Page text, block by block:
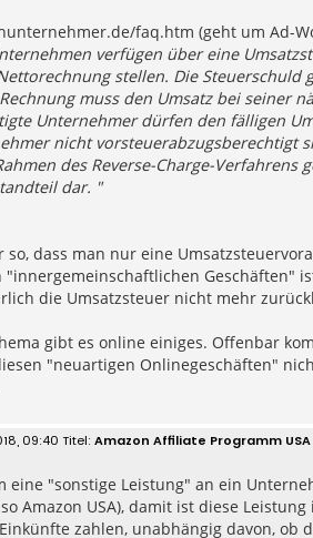
faq.htm (geht um Ad-
verfügen über eine
stellen. Die
muss den Umsatz bei seiner
Unternehmer dürfen den fälligen
nicht vorsteuerabzugsberechtigt
des Reverse-Charge-Verfahrens
dar. "
so, dass man nur eine
"innergemeinschaftlichen Geschäften"
die Umsatzsteuer nicht mehr
gibt es online einiges. Offenbar
"neuartigen Onlinegeschäften"
09:40 Amazon Affiliate Programm
eine "sonstige Leistung" an ein
Amazon USA), damit ist diese
zahlen, unabhängig davon,